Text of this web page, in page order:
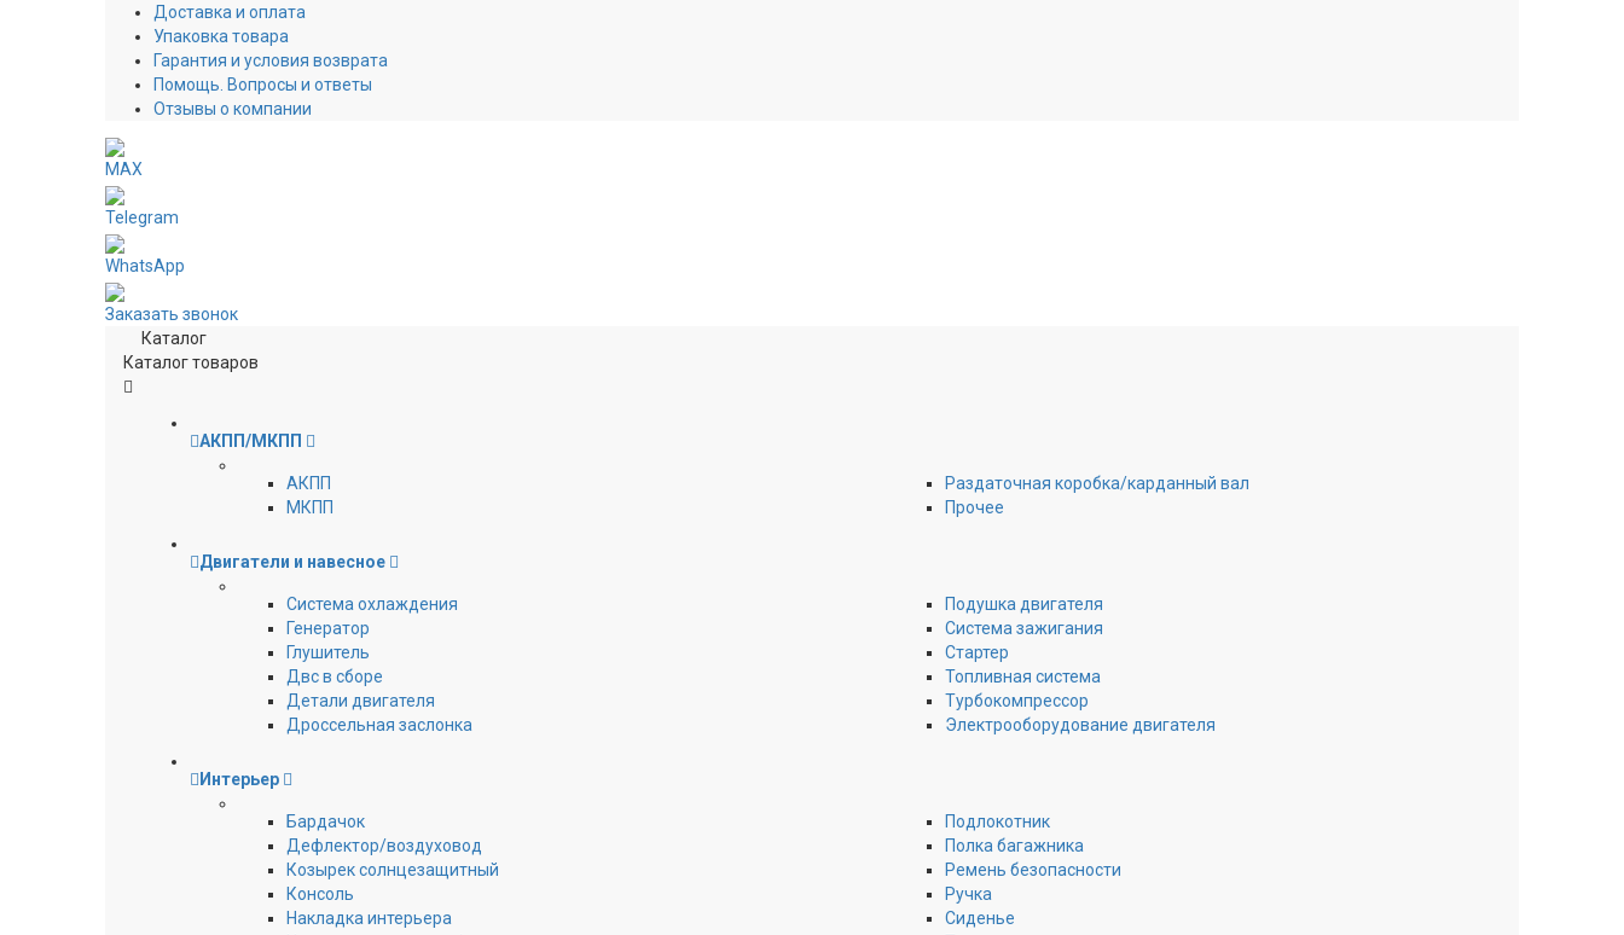
Доставка и оплата
Упаковка товара
Гарантия и условия возврата
Помощь. Вопросы и ответы
Отзывы о компании
MAX
Telegram
WhatsApp
Заказать звонок
Каталог
Каталог товаров
АКПП/МКПП
АКПП
МКПП
Раздаточная коробка/карданный вал
Прочее
Двигатели и навесное
Cистема охлаждения
Генератор
Глушитель
Двс в сборе
Детали двигателя
Дроссельная заслонка
Подушка двигателя
Система зажигания
Стартер
Топливная система
Турбокомпрессор
Электрооборудование двигателя
Интерьер
Бардачок
Дефлектор/воздуховод
Козырек солнцезащитный
Консоль
Накладка интерьера
Подлокотник
Полка багажника
Ремень безопасности
Ручка
Сиденье